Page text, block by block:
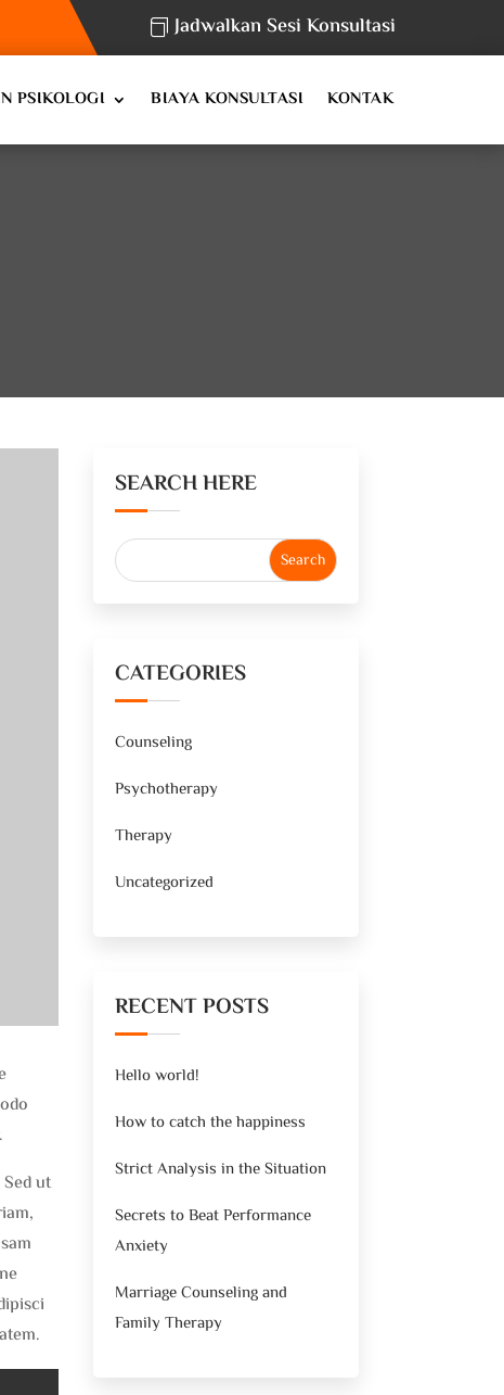
Jadwalkan Sesi Konsultasi
PSIKOLOGI BIAYA KONSULTASI KONTAK
ut
SEARCH HERE
CATEGORIES
Counseling
Psychotherapy
Therapy
Uncategorized
RECENT POSTS
Hello world!
How to catch the happiness
Strict Analysis in the Situation
Secrets to Beat Performance
Anxiety
Marriage Counseling and
Family Therapy